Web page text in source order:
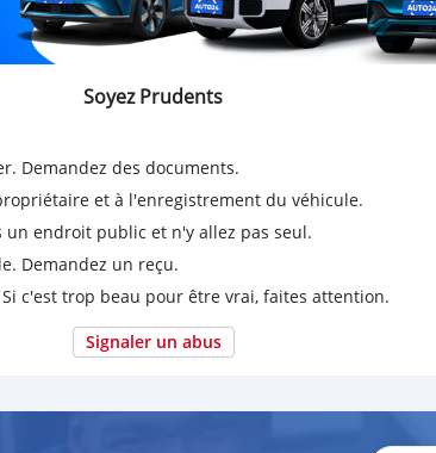
Soyez Prudents
Demandez des documents.
et à l'enregistrement du véhicule.
endroit public et n'y allez pas seul.
Demandez un reçu.
c'est trop beau pour être vrai, faites attention.
Signaler un abus